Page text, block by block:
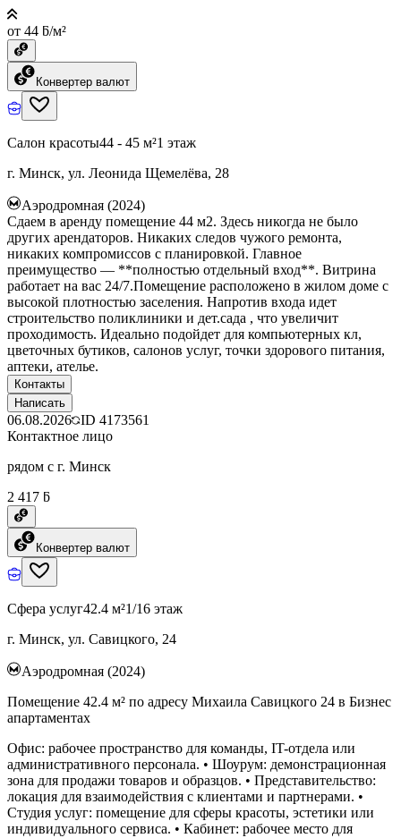
от 44 ƃ/м²
Конвертер валют
Салон красоты44 - 45 м²1 этаж
г. Минск, ул. Леонида Щемелёва, 28
Аэродромная (2024)
Сдаем в аренду помещение 44 м2. Здесь никогда не было
других арендаторов. Никаких следов чужого ремонта,
никаких компромиссов с планировкой. Главное
преимущество — **полностью отдельный вход**. Витрина
работает на вас 24/7.Помещение расположено в жилом доме с
высокой плотностью заселения. Напротив входа идет
строительство поликлиники и дет.сада , что увеличит
проходимость. Идеально подойдет для компьютерных кл,
цветочных бутиков, салонов услуг, точки здорового питания,
аптеки, ателье.
Контакты
Написать
06.08.2026 ID 4173561
Контактное лицо
рядом с г. Минск
2 417 ƃ
Конвертер валют
Сфера услуг42.4 м²1/16 этаж
г. Минск, ул. Савицкого, 24
Аэродромная (2024)
Помещение 42.4 м² по адресу Михаила Савицкого 24 в Бизнес
апартаментах
Офис: рабочее пространство для команды, IT-отдела или
административного персонала. • Шоурум: демонстрационная
зона для продажи товаров и образцов. • Представительство:
локация для взаимодействия с клиентами и партнерами. •
Студия услуг: помещение для сферы красоты, эстетики или
индивидуального сервиса. • Кабинет: рабочее место для